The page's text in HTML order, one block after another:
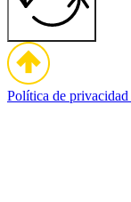
Política de privacidad